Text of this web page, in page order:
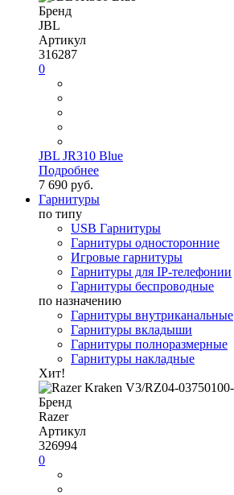
Бренд
JBL
Артикул
316287
0
JBL JR310 Blue
Подробнее
7 690 руб.
Гарнитуры
по типу
USB Гарнитуры
Гарнитуры односторонние
Игровые гарнитуры
Гарнитуры для IP-телефонии
Гарнитуры беспроводные
по назначению
Гарнитуры внутриканальные
Гарнитуры вкладыши
Гарнитуры полноразмерные
Гарнитуры накладные
Хит!
Бренд
Razer
Артикул
326994
0